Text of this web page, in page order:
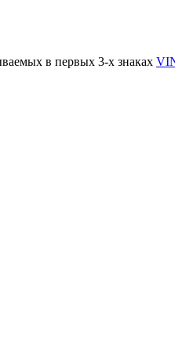
в первых 3-х знаках